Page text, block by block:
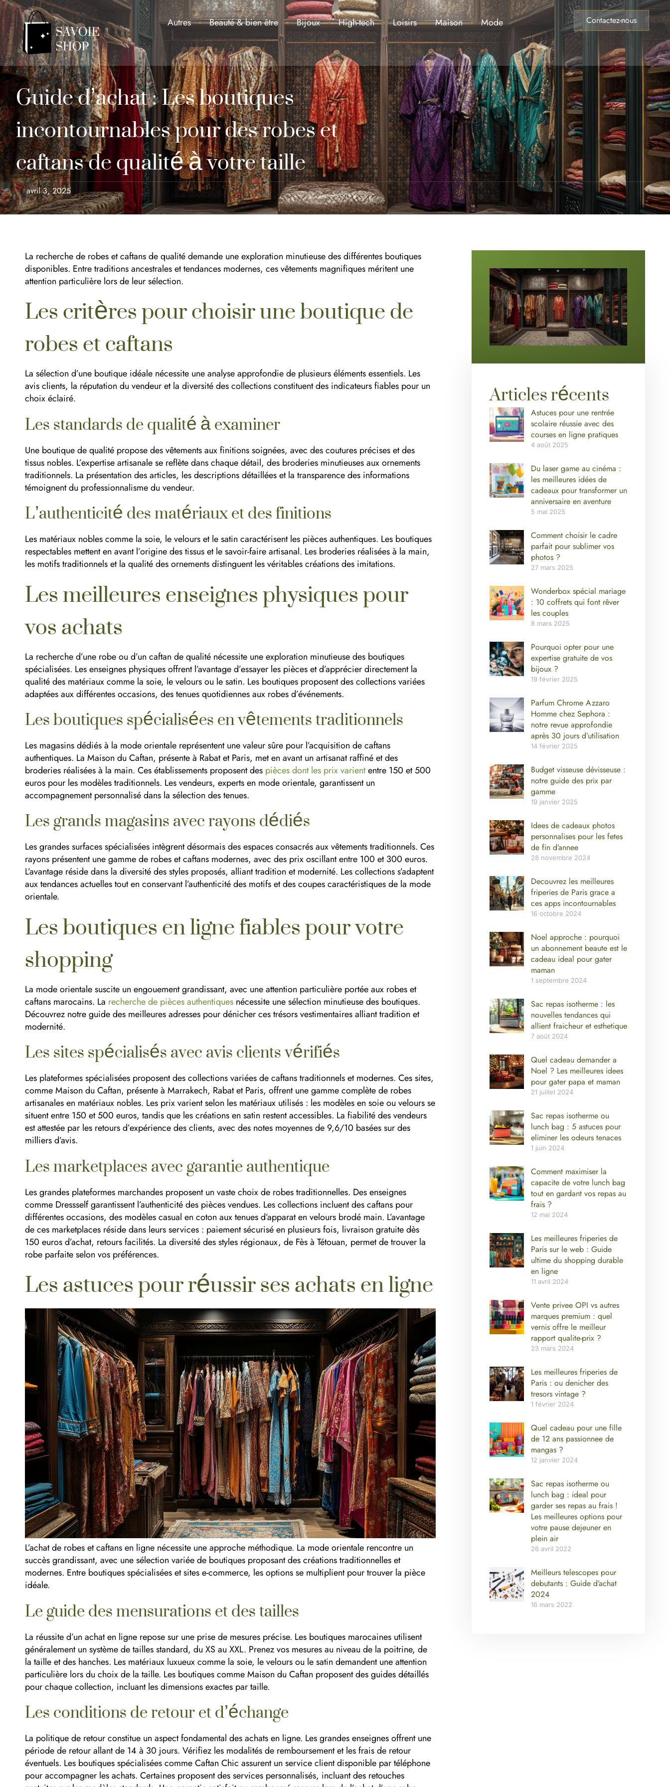
Autres Beauté & bien être Bijoux High-tech Loisirs Maison Mode Contactez-nous
Guide d’achat : Les boutiques
incontournables pour des robes et
caftans de qualité à votre taille
avril 3, 2025
La recherche de robes et caftans de qualité demande une exploration minutieuse des différentes boutiques
disponibles. Entre traditions ancestrales et tendances modernes, ces vêtements magnifiques méritent une
attention particulière lors de leur sélection.
Les critères pour choisir une boutique de
robes et caftans
La sélection d’une boutique idéale nécessite une analyse approfondie de plusieurs éléments essentiels. Les
avis clients, la réputation du vendeur et la diversité des collections constituent des indicateurs fiables pour un
choix éclairé.
Les standards de qualité à examiner
Une boutique de qualité propose des vêtements aux finitions soignées, avec des coutures précises et des
tissus nobles. L’expertise artisanale se reflète dans chaque détail, des broderies minutieuses aux ornements
traditionnels. La présentation des articles, les descriptions détaillées et la transparence des informations
témoignent du professionnalisme du vendeur.
L’authenticité des matériaux et des finitions
Les matériaux nobles comme la soie, le velours et le satin caractérisent les pièces authentiques. Les boutiques
respectables mettent en avant l’origine des tissus et le savoir-faire artisanal. Les broderies réalisées à la main,
les motifs traditionnels et la qualité des ornements distinguent les véritables créations des imitations.
Les meilleures enseignes physiques pour
vos achats
La recherche d’une robe ou d’un caftan de qualité nécessite une exploration minutieuse des boutiques
spécialisées. Les enseignes physiques offrent l’avantage d’essayer les pièces et d’apprécier directement la
qualité des matériaux comme la soie, le velours ou le satin. Les boutiques proposent des collections variées
adaptées aux différentes occasions, des tenues quotidiennes aux robes d’événements.
Les boutiques spécialisées en vêtements traditionnels
Les magasins dédiés à la mode orientale représentent une valeur sûre pour l’acquisition de caftans
authentiques. La Maison du Caftan, présente à Rabat et Paris, met en avant un artisanat raffiné et des
broderies réalisées à la main. Ces établissements proposent des pièces dont les prix variententre 150 et 500
euros pour les modèles traditionnels. Les vendeurs, experts en mode orientale, garantissent un
accompagnement personnalisé dans la sélection des tenues.
Les grands magasins avec rayons dédiés
Les grandes surfaces spécialisées intègrent désormais des espaces consacrés aux vêtements traditionnels. Ces
rayons présentent une gamme de robes et caftans modernes, avec des prix oscillant entre 100 et 300 euros.
L’avantage réside dans la diversité des styles proposés, alliant tradition et modernité. Les collections s’adaptent
aux tendances actuelles tout en conservant l’authenticité des motifs et des coupes caractéristiques de la mode
orientale.
Les boutiques en ligne fiables pour votre
shopping
La mode orientale suscite un engouement grandissant, avec une attention particulière portée aux robes et
caftans marocains. La recherche de pièces authentiques nécessite une sélection minutieuse des boutiques.
Découvrez notre guide des meilleures adresses pour dénicher ces trésors vestimentaires alliant tradition et
modernité.
Les sites spécialisés avec avis clients vérifiés
Les plateformes spécialisées proposent des collections variées de caftans traditionnels et modernes. Ces sites,
comme Maison du Caftan, présente à Marrakech, Rabat et Paris, offrent une gamme complète de robes
artisanales en matériaux nobles. Les prix varient selon les matériaux utilisés : les modèles en soie ou velours se
situent entre 150 et 500 euros, tandis que les créations en satin restent accessibles. La fiabilité des vendeurs
est attestée par les retours d’expérience des clients, avec des notes moyennes de 9,6/10 basées sur des
milliers d’avis.
Les marketplaces avec garantie authentique
Les grandes plateformes marchandes proposent un vaste choix de robes traditionnelles. Des enseignes
comme Dressself garantissent l’authenticité des pièces vendues. Les collections incluent des caftans pour
différentes occasions, des modèles casual en coton aux tenues d’apparat en velours brodé main. L’avantage
de ces marketplaces réside dans leurs services : paiement sécurisé en plusieurs fois, livraison gratuite dès
150 euros d’achat, retours facilités. La diversité des styles régionaux, de Fès à Tétouan, permet de trouver la
robe parfaite selon vos préférences.
Les astuces pour réussir ses achats en ligne
L’achat de robes et caftans en ligne nécessite une approche méthodique. La mode orientale rencontre un
succès grandissant, avec une sélection variée de boutiques proposant des créations traditionnelles et
modernes. Entre boutiques spécialisées et sites e-commerce, les options se multiplient pour trouver la pièce
idéale.
Le guide des mensurations et des tailles
La réussite d’un achat en ligne repose sur une prise de mesures précise. Les boutiques marocaines utilisent
généralement un système de tailles standard, du XS au XXL. Prenez vos mesures au niveau de la poitrine, de
la taille et des hanches. Les matériaux luxueux comme la soie, le velours ou le satin demandent une attention
particulière lors du choix de la taille. Les boutiques comme Maison du Caftan proposent des guides détaillés
pour chaque collection, incluant les dimensions exactes par taille.
Les conditions de retour et d’échange
La politique de retour constitue un aspect fondamental des achats en ligne. Les grandes enseignes offrent une
période de retour allant de 14 à 30 jours. Vérifiez les modalités de remboursement et les frais de retour
éventuels. Les boutiques spécialisées comme Caftan Chic assurent un service client disponible par téléphone
pour accompagner les achats. Certaines proposent des services personnalisés, incluant des retouches
Articles récents
Astuces pour une rentrée
scolaire réussie avec des
courses en ligne pratiques
4 août 2025
Du laser game au cinéma :
les meilleures idées de
cadeaux pour transformer un
anniversaire en aventure
5 mai 2025
Comment choisir le cadre
parfait pour sublimer vos
photos ?
27 mars 2025
Wonderbox spécial mariage
: 10 coffrets qui font rêver
les couples
8 mars 2025
Pourquoi opter pour une
expertise gratuite de vos
bijoux ?
19 février 2025
Parfum Chrome Azzaro
Homme chez Sephora :
notre revue approfondie
après 30 jours d’utilisation
14 février 2025
Budget visseuse dévisseuse :
notre guide des prix par
gamme
19 janvier 2025
Idees de cadeaux photos
personnalises pour les fetes
de fin d’annee
28 novembre 2024
Decouvrez les meilleures
friperies de Paris grace a
ces apps incontournables
16 octobre 2024
Noel approche : pourquoi
un abonnement beaute est le
cadeau ideal pour gater
maman
1 septembre 2024
Sac repas isotherme : les
nouvelles tendances qui
allient fraicheur et esthetique
7 août 2024
Quel cadeau demander a
Noel ? Les meilleures idees
pour gater papa et maman
21 juillet 2024
Sac repas isotherme ou
lunch bag : 5 astuces pour
eliminer les odeurs tenaces
1 juin 2024
Comment maximiser la
capacite de votre lunch bag
tout en gardant vos repas au
frais ?
12 mai 2024
Les meilleures friperies de
Paris sur le web : Guide
ultime du shopping durable
en ligne
11 avril 2024
Vente privee OPI vs autres
marques premium : quel
vernis offre le meilleur
rapport qualite-prix ?
23 mars 2024
Les meilleures friperies de
Paris : ou denicher des
tresors vintage ?
1 février 2024
Quel cadeau pour une fille
de 12 ans passionnee de
mangas ?
12 janvier 2024
Sac repas isotherme ou
lunch bag : ideal pour
garder ses repas au frais !
Les meilleures options pour
votre pause dejeuner en
plein air
26 avril 2022
Meilleurs telescopes pour
debutants : Guide d’achat
2024
16 mars 2022